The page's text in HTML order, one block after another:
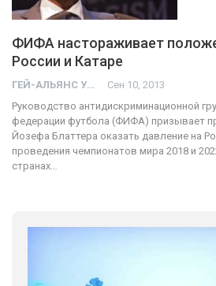
ФИФА настораживает
России и Катаре
ГЕЙ-АЛЬЯНС УКРАИНА Сен 10, 2013
Руководство антидискриминационной
федерации футбола (ФИФА) призывает
Йозефа Блаттера оказать давление на
проведения чемпионатов мира 2018 и
странах…